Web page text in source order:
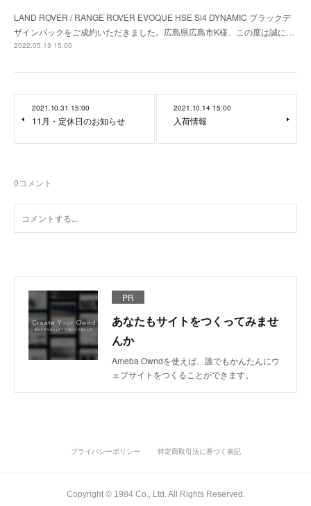
LAND ROVER / RANGE ROVER EVOQUE HSE Si4 DYNAMIC ブラックデ
ザインパックをご成約いただきました。広島県広島市K様、この度は誠に…
2022.05.13 15:00
2021.10.31 15:00
11月・定休日のお知らせ
2021.10.14 15:00
入荷情報
0コメント
PR
あなたもサイトをつくってみませ
んか
Ameba Owndを使えば、誰でもかんたんにウ
ェブサイトをつくることができます。
プライバシーポリシー 特定商取引法に基づく表記
Copyright ©︎ 1984 Co., Ltd. All Rights Reserved.